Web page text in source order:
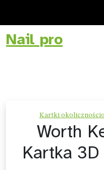
Skip
toNail pro
Kartki
Worth
Kartka